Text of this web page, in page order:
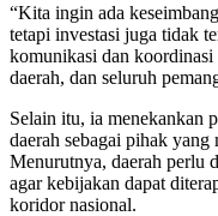
“Kita ingin ada
tetapi investasi juga tidak
komunikasi dan koordinasi
daerah, dan seluruh
Selain itu, ia menekankan
daerah sebagai pihak
Menurutnya, daerah perlu
agar kebijakan dapat
koridor nasional.